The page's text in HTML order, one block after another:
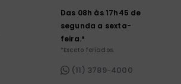
Das 08h às 17h45 de
segunda a sexta-
feira.*
*Exceto feriados.
(11) 3789-4000